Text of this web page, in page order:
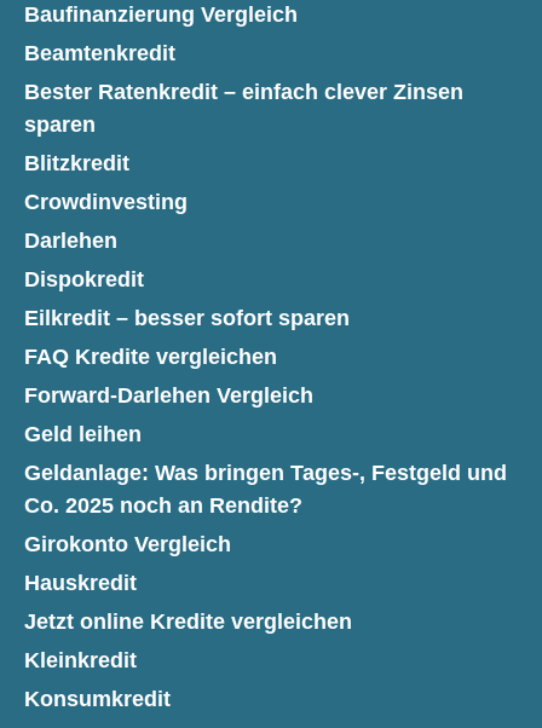
Baufinanzierung Vergleich
Beamtenkredit
Bester Ratenkredit – einfach clever Zinsen
sparen
Blitzkredit
Crowdinvesting
Darlehen
Dispokredit
Eilkredit – besser sofort sparen
FAQ Kredite vergleichen
Forward-Darlehen Vergleich
Geld leihen
Geldanlage: Was bringen Tages-, Festgeld und
Co. 2025 noch an Rendite?
Girokonto Vergleich
Hauskredit
Jetzt online Kredite vergleichen
Kleinkredit
Konsumkredit